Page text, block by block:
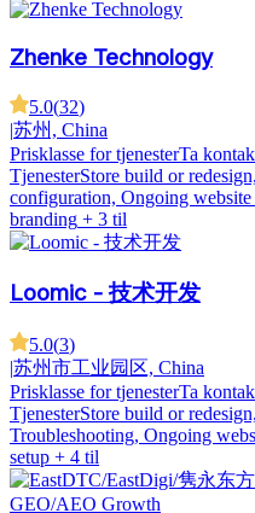
Zhenke Technology
5.0(32)
|苏州, China
Prisklasse for tjenesterTa
TjenesterStore build or
configuration, Ongoing
branding + 3 til
Loomic - 技术开发
5.0(3)
|苏州市工业园区, China
Prisklasse for tjenesterTa
TjenesterStore build or
Troubleshooting, Ongoing
setup + 4 til